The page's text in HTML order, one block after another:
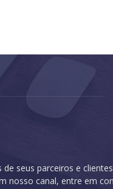
seus parceiros e
nosso canal, entre em